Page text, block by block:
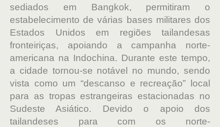
sediados em Bangkok, permitiram o
estabelecimento de várias bases militares dos
Estados Unidos em regiões tailandesas
fronteiriças, apoiando a campanha norte-
americana na Indochina. Durante este tempo,
a cidade tornou-se notável no mundo, sendo
vista como um “descanso e recreação” local
para as tropas estrangeiras estacionadas no
Sudeste Asiático. Devido o apoio dos
tailandeses para com os norte-